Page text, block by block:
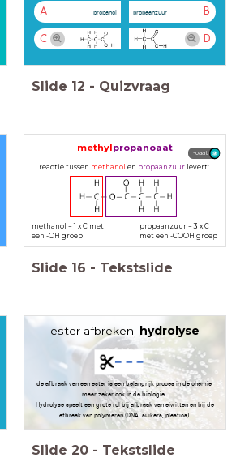
A propanol B
propaanzuur
C D
Slide 12 - Quizvraag
methylpropanoaat
propaanzuur = 3 x C
met een -COOH groep
methanol = 1 x C met
een -OH groep
reactie tussen methanol en propaanzuur levert:
-oaat
Slide 16 - Tekstslide
ester afbreken: hydrolyse
de afbraak van een ester is een belangrijk proces in de chemie,
maar zeker ook in de biologie.
Hydrolyse speelt een grote rol bij afbraak van eiwitten en bij de
afbraak van polymeren (DNA, suikers, plastics).
Slide 20 - Tekstslide